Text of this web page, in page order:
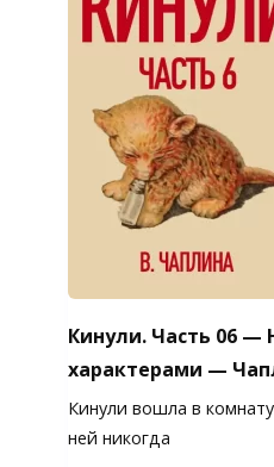
Кинули. Часть 06 —
характерами —
Кинули вошла в
ней никогда